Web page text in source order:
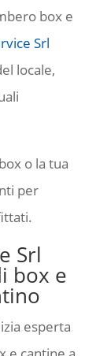
box e
Srl
locale,
o la tua
per
Srl
box e
esperta